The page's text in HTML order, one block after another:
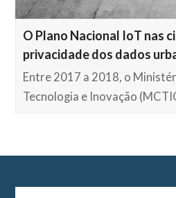
O Plano Nacional IoT nas
privacidade dos dados
Entre 2017 a 2018, o
Tecnologia e Inovação